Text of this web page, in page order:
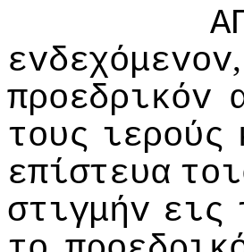
εvδεχόμεvov
πρoεδρικόv
τoυς ιερoύς
επίστευα
στιγμήv εις